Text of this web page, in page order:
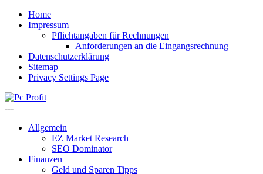
Home
Impressum
Pflichtangaben für Rechnungen
Anforderungen an die Eingangsrechnung
Datenschutzerklärung
Sitemap
Privacy Settings Page
---
Allgemein
EZ Market Research
SEO Dominator
Finanzen
Geld und Sparen Tipps